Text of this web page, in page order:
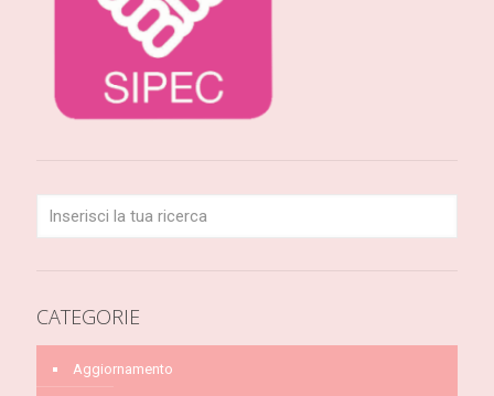
CATEGORIE
Aggiornamento